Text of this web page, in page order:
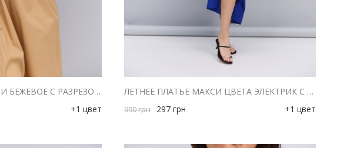
ЛЕТНЕЕ ПЛАТЬЕ МАКСИ БЕЖЕВОЕ С РАЗРЕЗОМ НА НОГЕ
+1 цвет
ЛЕТНЕЕ ПЛАТЬЕ МАКСИ ЦВЕТА ЭЛЕКТРИК С РАЗРЕЗОМ НА НОГЕ
990грн 297 грн +1 цвет